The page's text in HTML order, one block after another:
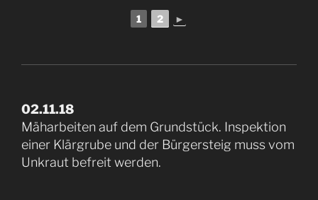
1 2 ►
02.11.18
Mäharbeiten auf dem Grundstück. Inspektion
einer Klärgrube und der Bürgersteig muss vom
Unkraut befreit werden.